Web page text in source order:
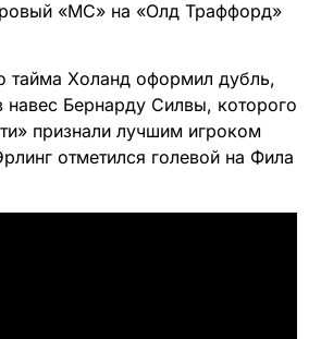
«МС» на «Олд Траффорд»
тайма Холанд оформил дубль,
навес Бернарду Силвы, которого
признали лучшим игроком
отметился голевой на Фила